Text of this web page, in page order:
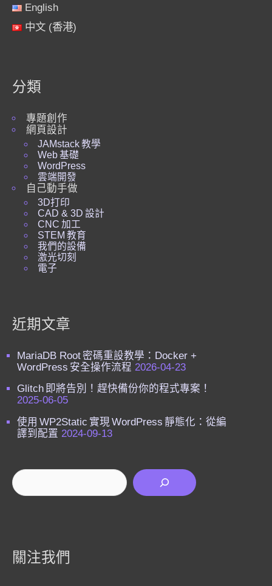
English
中文 (香港)
分類
專題創作
網頁設計
JAMstack 教學
Web 基礎
WordPress
雲端開發
自己動手做
3D打印
CAD & 3D 設計
CNC 加工
STEM 教育
我們的設備
激光切刻
電子
近期文章
MariaDB Root 密碼重設教學：Docker +
WordPress 安全操作流程 2026-04-23
Glitch 即將告別！趕快備份你的程式專案！
2025-06-05
使用 WP2Static 實現 WordPress 靜態化：從編
譯到配置 2024-09-13
搜尋
關注我們